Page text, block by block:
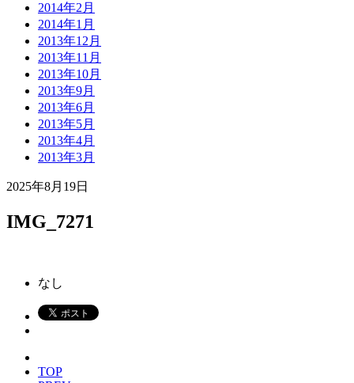
2014年2月
2014年1月
2013年12月
2013年11月
2013年10月
2013年9月
2013年6月
2013年5月
2013年4月
2013年3月
2025年8月19日
IMG_7271
なし
TOP